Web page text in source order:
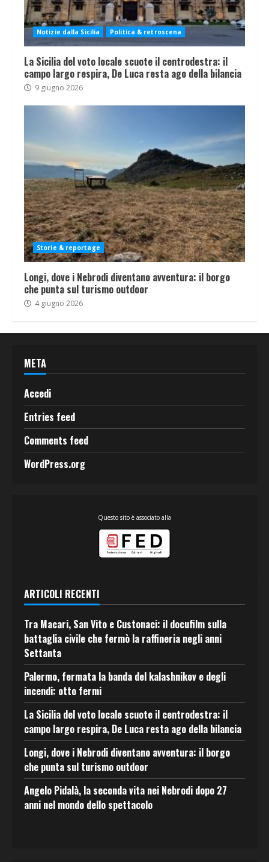
Notizie dalla Sicilia Politica & retroscena
La Sicilia del voto locale scuote il centrodestra: il
campo largo respira, De Luca resta ago della bilancia
9 giugno 2026
Storie & reportage
Longi, dove i Nebrodi diventano avventura: il borgo
che punta sul turismo outdoor
4 giugno 2026
META
Accedi
Entries feed
Comments feed
WordPress.org
Questo sito è associato alla
ARTICOLI RECENTI
Tra Macari, San Vito e Custonaci: il docufilm sulla
battaglia civile che fermò la raffineria negli anni
Settanta
Palermo, fermata la banda del kalashnikov e degli
incendi: otto fermi
La Sicilia del voto locale scuote il centrodestra: il
campo largo respira, De Luca resta ago della bilancia
Longi, dove i Nebrodi diventano avventura: il borgo
che punta sul turismo outdoor
Angelo Pidalà, la seconda vita nei Nebrodi dopo 27
anni nel mondo dello spettacolo